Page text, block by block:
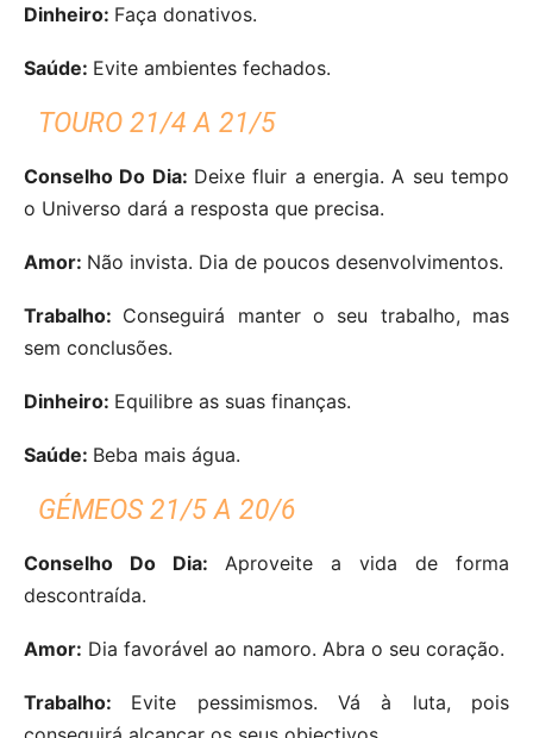
Dinheiro: Faça donativos.
Saúde: Evite ambientes fechados.
TOURO 21/4 A 21/5
Conselho Do Dia: Deixe fluir a energia. A seu tempo
o Universo dará a resposta que precisa.
Amor: Não invista. Dia de poucos desenvolvimentos.
Trabalho: Conseguirá manter o seu trabalho, mas
sem conclusões.
Dinheiro: Equilibre as suas finanças.
Saúde: Beba mais água.
GÉMEOS 21/5 A 20/6
Conselho Do Dia: Aproveite a vida de forma
descontraída.
Amor: Dia favorável ao namoro. Abra o seu coração.
Trabalho: Evite pessimismos. Vá à luta, pois